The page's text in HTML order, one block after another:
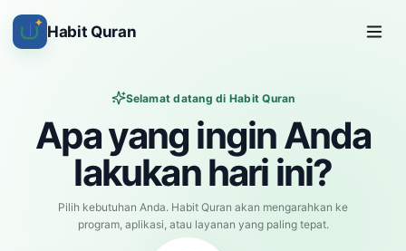
✦ Habit Quran
Selamat datang di Habit Quran
Apa yang ingin Anda
lakukan hari ini?
Pilih kebutuhan Anda. Habit Quran akan mengarahkan ke
program, aplikasi, atau layanan yang paling tepat.